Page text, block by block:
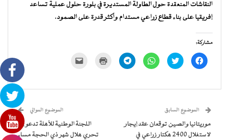
النقاشات المنعقدة حول الطاولة المستديرة في بلورة حلول عملية تساعد
إفريقيا على بناء قطاع زراعي مستدام وأكثر قدرة على الصمود.
مشاركة:
انقر
للمشاركة
في
اضغط
للمشاركة
في
انقر
للمشاركة
في
انقر
للمشاركة
في
للطباعة
جديدة) الإلكتروني
نافذة
جديدة)
الموضوع السابق
موريتانيا والصين توقعان عقد إيجار
لاستغلال 2400 هكتار زراعي في
الموضوع الموالي
اللجنة الوطنية للأهلة تدعو إلى
تحري هلال شهر ذي الحجة مساء